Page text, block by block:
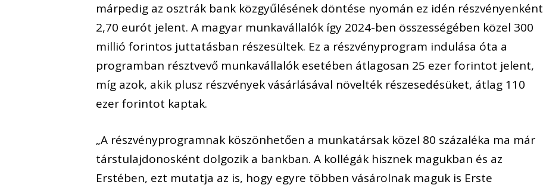
márpedig az osztrák bank közgyűlésének döntése nyomán ez idén részvényenként
2,70 eurót jelent. A magyar munkavállalók így 2024-ben összességében közel 300
millió forintos juttatásban részesültek. Ez a részvényprogram indulása óta a
programban résztvevő munkavállalók esetében átlagosan 25 ezer forintot jelent,
míg azok, akik plusz részvények vásárlásával növelték részesedésüket, átlag 110
ezer forintot kaptak.
„A részvényprogramnak köszönhetően a munkatársak közel 80 százaléka ma már
társtulajdonosként dolgozik a bankban. A kollégák hisznek magukban és az
Erstében, ezt mutatja az is, hogy egyre többen vásárolnak maguk is Erste